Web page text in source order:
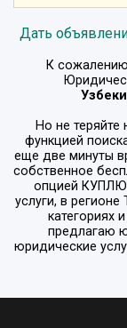
Дать
К
Но не
функцией
еще две минуты
собственное
опцией
услуги, в регионе
категориях
предлагаю
юридические